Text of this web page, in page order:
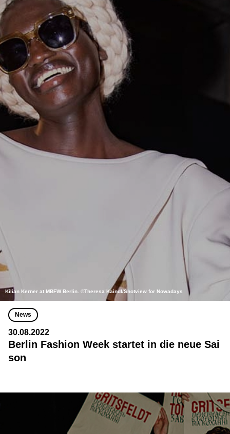
Kilian Kerner at MBFW Berlin. ©Theresa Kaindl/Shotview for Nowadays
News
30.08.2022
Berlin Fashion Week startet in die neue Sai
son